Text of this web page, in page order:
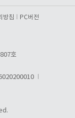
방침 PC버전
호